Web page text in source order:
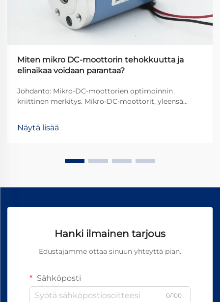
Miten mikro DC-moottorin tehokkuutta ja
elinaikaa voidaan parantaa?
Johdanto: Mikro-DC-moottorien optimoinnin
kriittinen merkitys. Mikro-DC-moottorit, yleensä
nykyaikaisissa teknologiasovelluksissa.
Näytä lisää
Hanki ilmainen tarjous
Edustajamme ottaa sinuun yhteyttä pian.
Sähköposti
0/100